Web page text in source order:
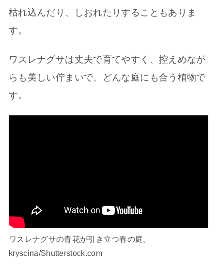
枯れ込んだり、しおれたりすることもありま
す。
ワスレナグサは丈夫で育てやすく、控えめなが
らも美しい佇まいで、どんな庭にも合う植物で
す。
ワスレナグサの青花が引き立つ春の庭。
kryscina/Shutterstock.com